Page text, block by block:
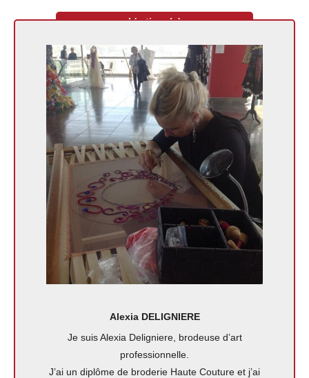
L'artisan(e)
Alexia DELIGNIERE
Je suis Alexia Deligniere, brodeuse d’art
professionnelle.
J’ai un diplôme de broderie Haute Couture et j’ai